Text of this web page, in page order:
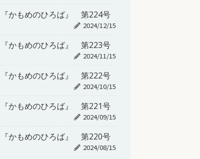
『かもめのひろば』 第224号
2024/12/15
『かもめのひろば』 第223号
2024/11/15
『かもめのひろば』 第222号
2024/10/15
『かもめのひろば』 第221号
2024/09/15
『かもめのひろば』 第220号
2024/08/15